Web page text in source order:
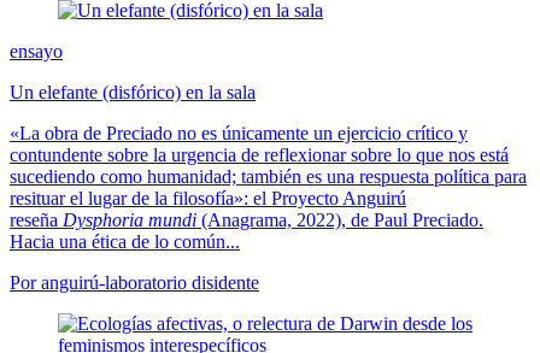
ensayo
Un elefante (disfórico) en la sala
«La obra de Preciado no es únicamente un ejercicio crítico y
contundente sobre la urgencia de reflexionar sobre lo que nos está
sucediendo como humanidad; también es una respuesta política para
resituar el lugar de la filosofía»: el Proyecto Anguirú
reseña Dysphoria mundi (Anagrama, 2022), de Paul Preciado.
Hacia una ética de lo común...
Por anguirú-laboratorio disidente